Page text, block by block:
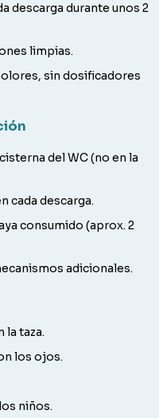
descarga durante unos 2
limpias.
sin dosificadores
del WC (no en la
cada descarga.
consumido (aprox. 2
adicionales.
la taza.
los ojos.
niños.